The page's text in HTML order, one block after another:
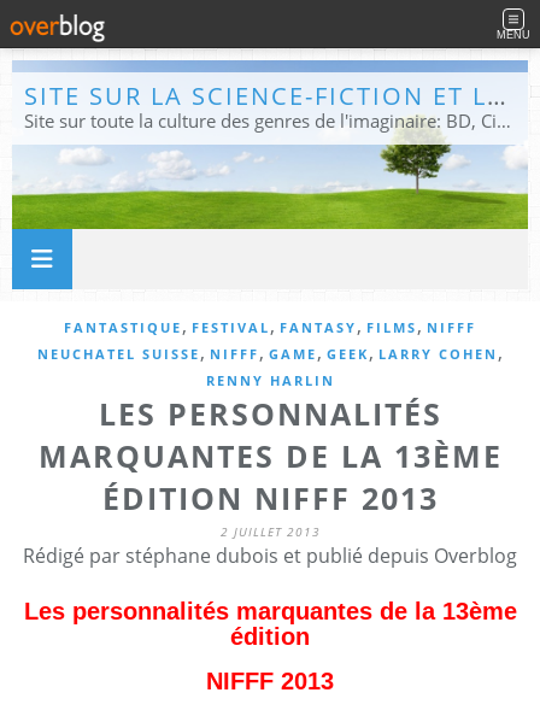
MENU
SITE SUR LA SCIENCE-FICTION ET LE FANTASTIQUE
Site sur toute la culture des genres de l'imaginaire: BD, Cinéma, Livre, Jeux, Théâtre. Présent dans les principaux festivals de film fantastique e de science-fiction, salons et conventions.
FANTASTIQUE , FESTIVAL , FANTASY , FILMS , NIFFF
NEUCHATEL SUISSE , NIFFF , GAME , GEEK , LARRY COHEN ,
RENNY HARLIN
LES PERSONNALITÉS
MARQUANTES DE LA 13ÈME
ÉDITION NIFFF 2013
2 JUILLET 2013
Rédigé par stéphane dubois et publié depuis Overblog
Les personnalités marquantes de la 13ème
édition
NIFFF 2013